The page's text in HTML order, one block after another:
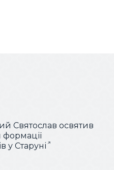
Святослав освятив
формації
у Старуні